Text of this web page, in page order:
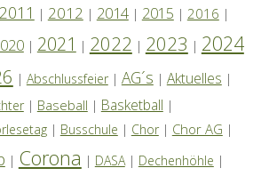
2011 | 2012 | 2014| 2015 | 2016 |
| 2021 | 2022 | 2023 | 2024
| Abschlussfeier| AG´s | Aktuelles |
| Baseball | Basketball |
| Busschule | Chor| Chor AG |
| Corona | DASA| Dechenhöhle |